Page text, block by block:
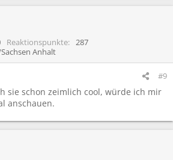
Reaktionspunkte
287
Anhalt
#9
sie schon zeimlich cool, würde ich mir
anschauen.